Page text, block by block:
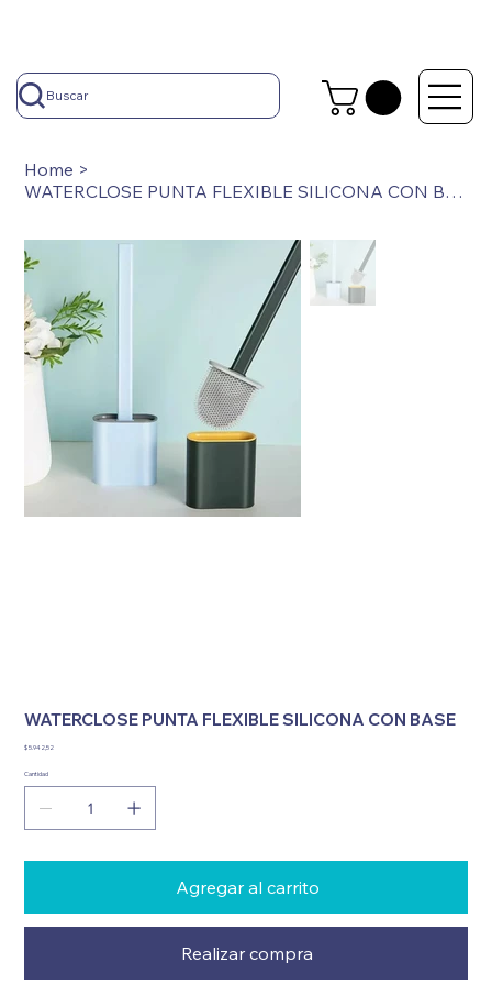
Buscar
Home >
WATERCLOSE PUNTA FLEXIBLE SILICONA CON BASE
WATERCLOSE PUNTA FLEXIBLE SILICONA CON BASE
Precio
$ 5.942,52
Cantidad
Agregar al carrito
Realizar compra